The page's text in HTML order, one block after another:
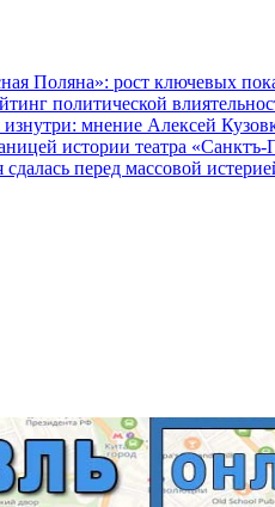
Поляна»: рост ключевых
политической
мнение Алексей
истории театра «Санктъ-
перед массовой